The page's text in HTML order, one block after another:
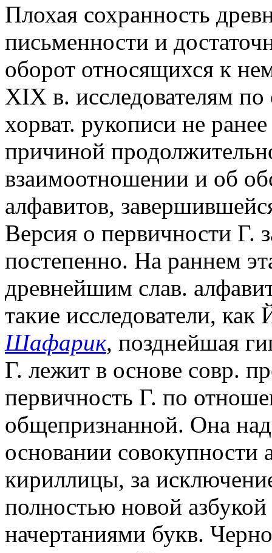
Плохая сохранность
письменности и
оборот относящихся к
XIX в. исследователям
хорват. рукописи не
причиной
взаимоотношении и об
алфавитов,
Версия о первичности Г.
постепенно. На раннем
древнейшим слав.
такие исследователи,
Шафарик, позднейшая
Г. лежит в основе совр.
первичность Г. по
общепризнанной. Она
основании совокупности
кириллицы, за
полностью новой
начертаниями букв.